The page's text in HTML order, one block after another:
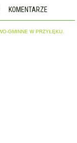
KOMENTARZE
GMINNE W PRZYŁĘKU.